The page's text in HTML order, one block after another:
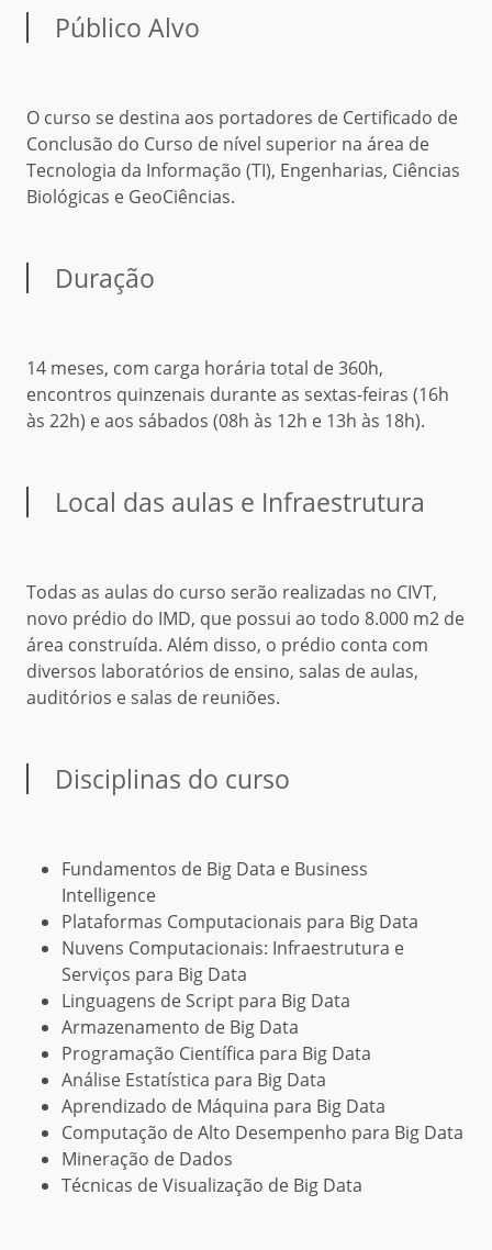
Público Alvo
O curso se destina aos portadores de Certificado de
Conclusão do Curso de nível superior na área de
Tecnologia da Informação (TI), Engenharias, Ciências
Biológicas e GeoCiências.
Duração
14 meses, com carga horária total de 360h,
encontros quinzenais durante as sextas-feiras (16h
às 22h) e aos sábados (08h às 12h e 13h às 18h).
Local das aulas e Infraestrutura
Todas as aulas do curso serão realizadas no CIVT,
novo prédio do IMD, que possui ao todo 8.000 m2 de
área construída. Além disso, o prédio conta com
diversos laboratórios de ensino, salas de aulas,
auditórios e salas de reuniões.
Disciplinas do curso
Fundamentos de Big Data e Business
Intelligence
Plataformas Computacionais para Big Data
Nuvens Computacionais: Infraestrutura e
Serviços para Big Data
Linguagens de Script para Big Data
Armazenamento de Big Data
Programação Científica para Big Data
Análise Estatística para Big Data
Aprendizado de Máquina para Big Data
Computação de Alto Desempenho para Big Data
Mineração de Dados
Técnicas de Visualização de Big Data